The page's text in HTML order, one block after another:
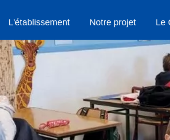
L'établissement Notre projet Le